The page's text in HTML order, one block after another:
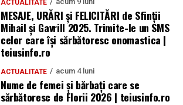
ACTUALITATE
MESAJE, URĂRI și FELICITĂRI de Sfinții
Mihail și Gavrill 2025. Trimite-le un SMS
celor care își sărbătoresc onomastica |
teiusinfo.ro
ACTUALITATE acum 4 luni
Nume de femei și bărbați care se
sărbătoresc de Florii 2026 | teiusinfo.ro